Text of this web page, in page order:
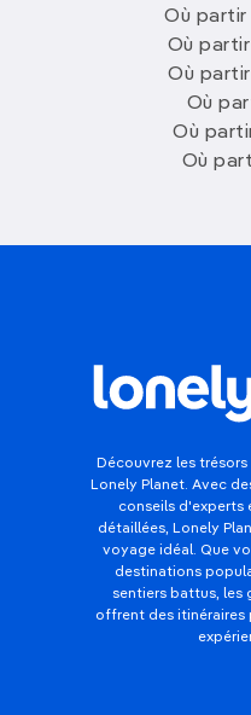
Où partir
Où
Où
Où
Où
Où
Découvrez les
Lonely Planet. Avec
conseils d'experts
détaillées, Lonely
voyage idéal. Que
destinations
sentiers battus, les
offrent des itinéraires